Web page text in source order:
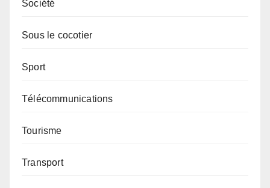
Société
Sous le cocotier
Sport
Télécommunications
Tourisme
Transport